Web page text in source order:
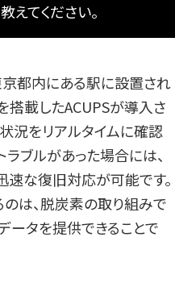
てください。
京都内にある駅に設置され
搭載したACUPSが導入さ
況をリアルタイムに確認
ブルがあった場合には、
な復旧対応が可能です。
は、脱炭素の取り組みで
タを提供できることで